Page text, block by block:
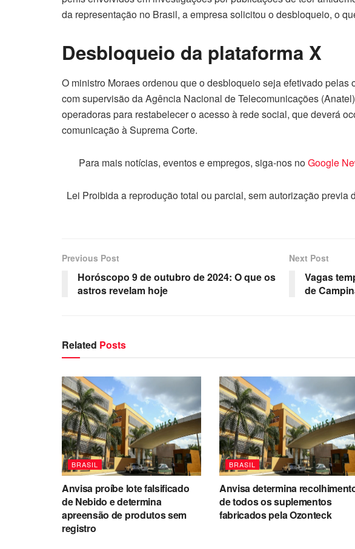
da representação no Brasil, a empresa solicitou o desbloqueio, o
Desbloqueio da plataforma X
O ministro Moraes ordenou que o desbloqueio seja efetivado pelas
com supervisão da Agência Nacional de Telecomunicações
operadoras para restabelecer o acesso à rede social, que deverá
comunicação à Suprema Corte.
Para mais notícias, eventos e empregos, siga-nos noGoogle
Lei Proibida a reprodução total ou parcial, sem autorização previa
Previous Post
Horóscopo 9 de outubro de 2024: O que os
astros revelam hoje
Next Post
Vagas
de
Related Posts
BRASIL
Anvisa proíbe lote falsificado
de Nebido e determina
apreensão de produtos sem
registro
BRASIL
Anvisa determina
de todos os suplementos
fabricados pela Ozonteck